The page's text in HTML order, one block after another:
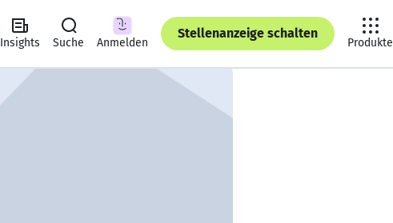
Insights Suche Anmelden
Stellenanzeige schalten
Produkte